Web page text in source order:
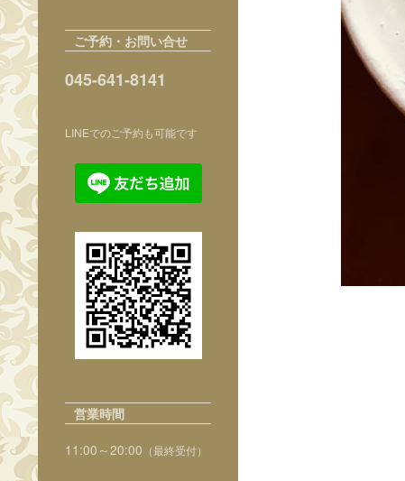
ご予約・お問い合せ
045-641-8141
LINEでのご予約も可能です
営業時間
11:00～20:00 （最終受付）